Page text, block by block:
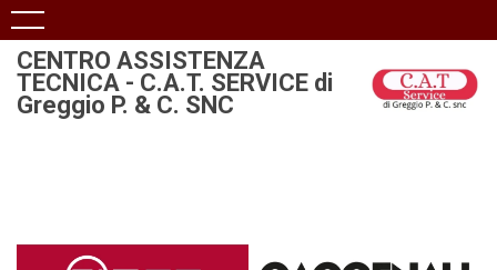
CENTRO ASSISTENZA
TECNICA - C.A.T. SERVICE di
Greggio P. & C. SNC